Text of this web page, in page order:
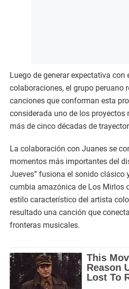
Luego de generar expectativa con
colaboraciones, el grupo peruano
canciones que conforman esta
considerada uno de los
más de cinco décadas de
La colaboración con Juanes se
momentos más importantes del
Jueves” fusiona el sonido clásico
cumbia amazónica de Los Mirlos
estilo característico del artista
resultado una canción que
fronteras musicales.